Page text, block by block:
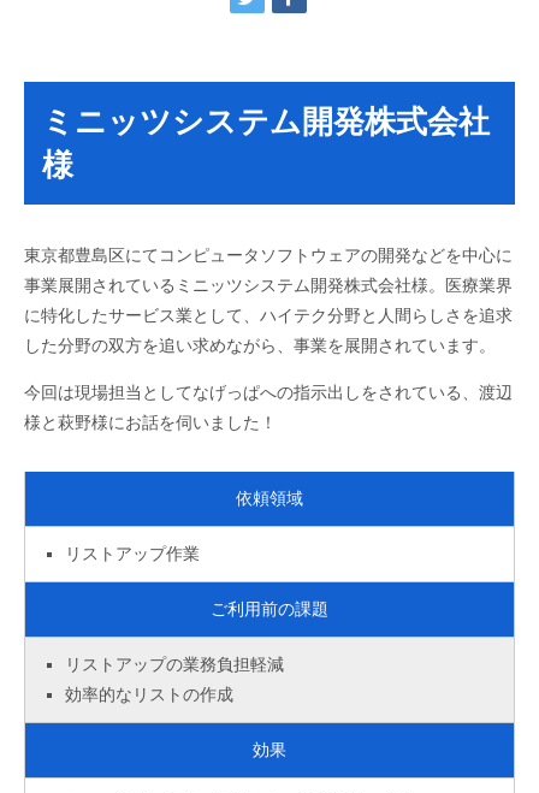
ミニッツシステム開発株式会社
様
東京都豊島区にてコンピュータソフトウェアの開発などを中心に
事業展開されているミニッツシステム開発株式会社様。医療業界
に特化したサービス業として、ハイテク分野と人間らしさを追求
した分野の双方を追い求めながら、事業を展開されています。
今回は現場担当としてなげっぱへの指示出しをされている、渡辺
様と萩野様にお話を伺いました！
依頼領域
リストアップ作業
ご利用前の課題
リストアップの業務負担軽減
効率的なリストの作成
効果